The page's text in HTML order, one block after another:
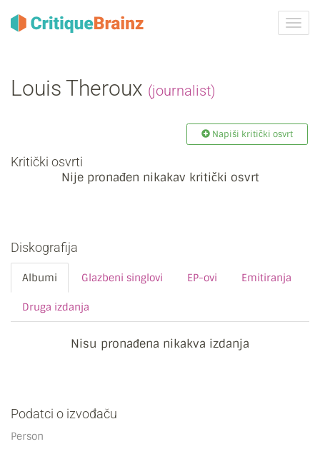
ili
Louis Theroux (journalist)
Napiši kritički osvrt
Kritički osvrti
Nije pronađen nikakav kritički osvrt
Diskografija
Albumi Glazbeni singlovi EP-ovi Emitiranja
Druga izdanja
Nisu pronađena nikakva izdanja
Podatci o izvođaču
Person